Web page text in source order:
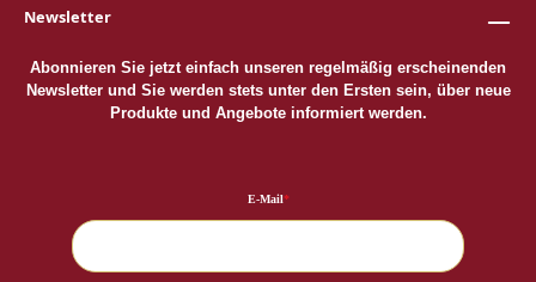
Newsletter
Abonnieren Sie jetzt einfach unseren regelmäßig erscheinenden
Newsletter und Sie werden stets unter den Ersten sein, über neue
Produkte und Angebote informiert werden.
E-Mail*